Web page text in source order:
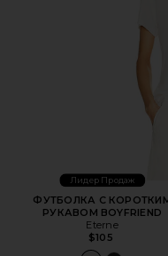
Лидер Продаж
ФУТБОЛКА С
РУКАВОМ BOYFRIEND
Eterne
$105